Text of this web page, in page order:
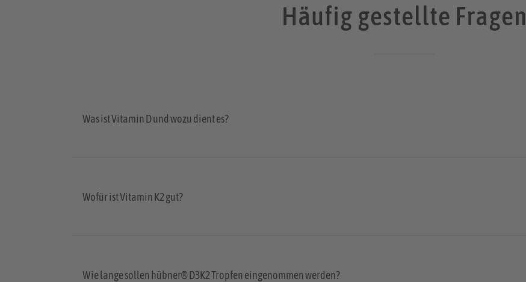
Häufig gestellte Fragen
Was ist Vitamin D und wozu dient es?
Wofür ist Vitamin K2 gut?
Wie lange sollen hübner® D3K2 Tropfen eingenommen werden?